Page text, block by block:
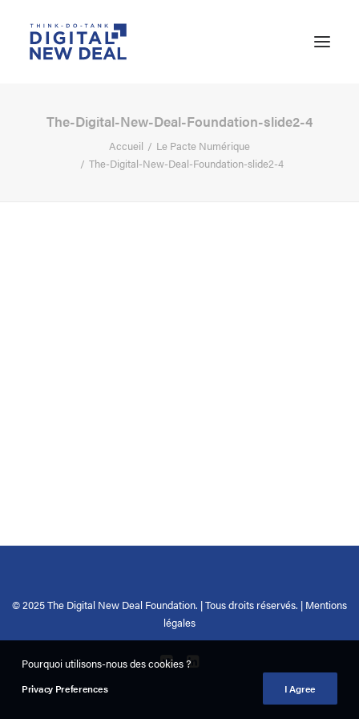
The-Digital-New-Deal-Foundation-slide2-4
Accueil
Le Pacte Numérique
The-Digital-New-Deal-Foundation-slide2-4
© 2025 The Digital New Deal Foundation. | Tous droits réservés. | Mentions
légales
Pourquoi utilisons-nous des cookies ?
Privacy Preferences I Agree